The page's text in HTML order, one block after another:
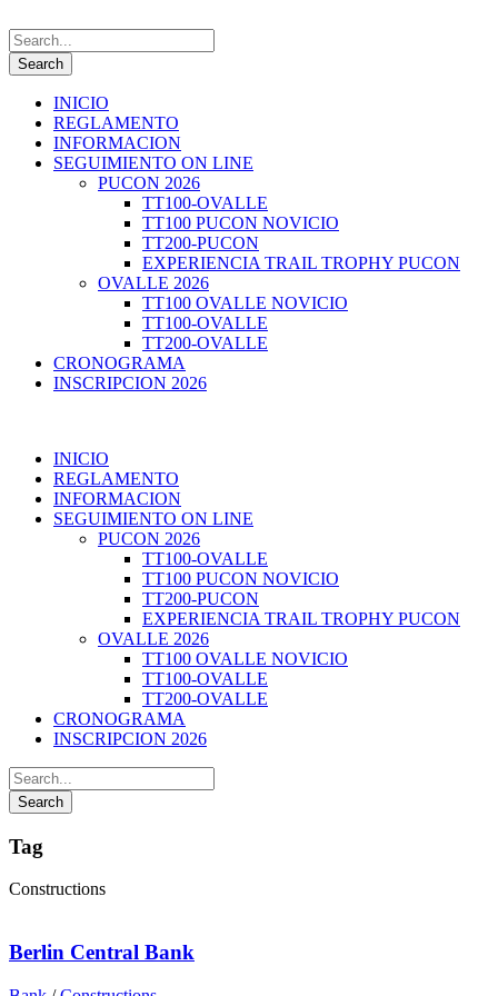
INICIO
REGLAMENTO
INFORMACION
SEGUIMIENTO ON LINE
PUCON 2026
TT100-OVALLE
TT100 PUCON NOVICIO
TT200-PUCON
EXPERIENCIA TRAIL TROPHY PUCON
OVALLE 2026
TT100 OVALLE NOVICIO
TT100-OVALLE
TT200-OVALLE
CRONOGRAMA
INSCRIPCION 2026
INICIO
REGLAMENTO
INFORMACION
SEGUIMIENTO ON LINE
PUCON 2026
TT100-OVALLE
TT100 PUCON NOVICIO
TT200-PUCON
EXPERIENCIA TRAIL TROPHY PUCON
OVALLE 2026
TT100 OVALLE NOVICIO
TT100-OVALLE
TT200-OVALLE
CRONOGRAMA
INSCRIPCION 2026
Tag
Constructions
Berlin Central Bank